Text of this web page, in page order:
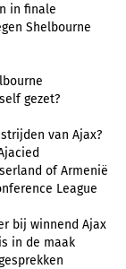
in finale
Shelbourne
gezet?
van Ajax?
of Armenië
League
bij winnend Ajax
in de maak